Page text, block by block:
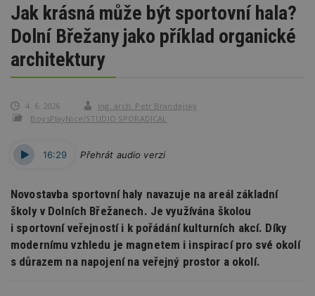
Jak krásná může být sportovní hala?
Dolní Břežany jako příklad organické
architektury
4. 6. 2026
Ing. arch. Petr Brandejský
BoysPlayNice/STUDIO SPORADICAL
16:29 Přehrát audio verzi
Novostavba sportovní haly navazuje na areál základní
školy v Dolních Břežanech. Je využívána školou
i sportovní veřejností i k pořádání kulturních akcí. Díky
modernímu vzhledu je magnetem i inspirací pro své okolí
s důrazem na napojení na veřejný prostor a okolí.